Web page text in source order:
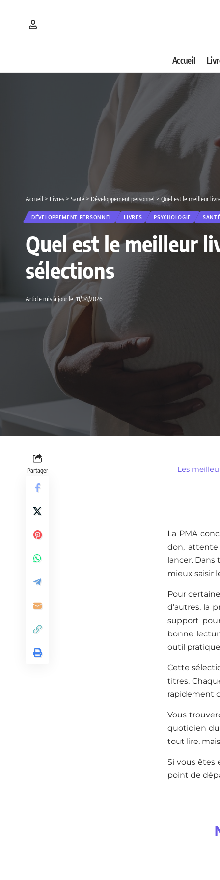
Accueil
Accueil > Livres > Santé > Développement personnel > Quel est le meilleur
DÉVELOPPEMENT PERSONNEL LIVRES PSYCHOLOGIE
Quel est le meilleur
sélections
Article mis à jour le: 11/04/2026
Partager Les
La PMA
don, attente
lancer. Dans
mieux saisir
Pour
d’autres, la
support
bonne
outil
Cette
titres.
rapidement
Vous
quotidien du
tout lire,
Si vous êtes
point de